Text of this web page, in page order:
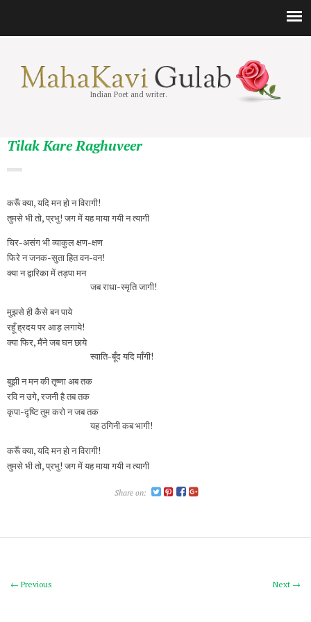
Indian Poet and writer.
Tilak Kare Raghuveer
करूँ क्या, यदि मन हो न विरागी!
तुमसे भी तो, प्रभु! जग में यह माया गयी न त्यागी
चिर-असंग भी व्याकुल क्षण-क्षण
फिरे न जनक-सुता हित वन-वन!
क्या न द्वारिका में तड़पा मन
जब राधा-स्मृति जागी!
मुझसे ही कैसे बन पाये
रहूँ ह्रदय पर आड़ लगाये!
क्या फिर, मैंने जब घन छाये
स्वाति-बूँद यदि माँगी!
बुझी न मन की तृष्णा अब तक
रवि न उगे, रजनी है तब तक
कृपा-दृष्टि तुम करो न जब तक
यह ठगिनी कब भागी!
करूँ क्या, यदि मन हो न विरागी!
तुमसे भी तो, प्रभु! जग में यह माया गयी न त्यागी
Share on:
Next →
← Previous